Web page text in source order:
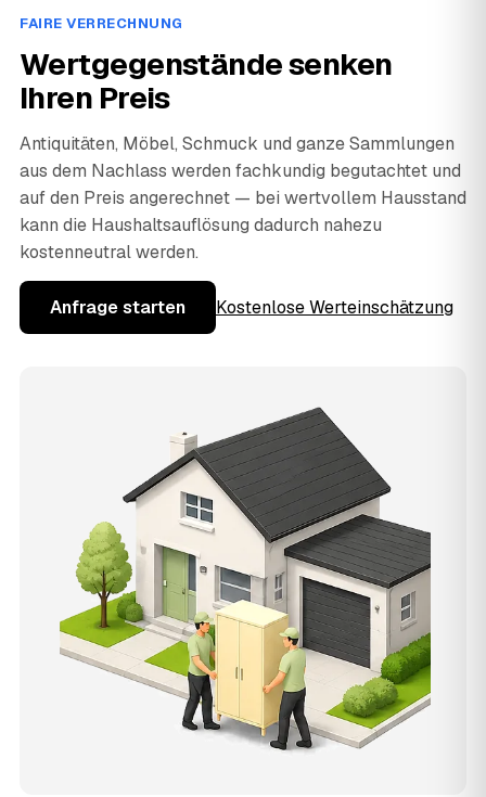
FAIRE VERRECHNUNG
Wertgegenstände senken
Ihren Preis
Antiquitäten, Möbel, Schmuck und ganze Sammlungen
aus dem Nachlass werden fachkundig begutachtet und
auf den Preis angerechnet — bei wertvollem Hausstand
kann die Haushaltsauflösung dadurch nahezu
kostenneutral werden.
Anfrage starten Kostenlose Werteinschätzung